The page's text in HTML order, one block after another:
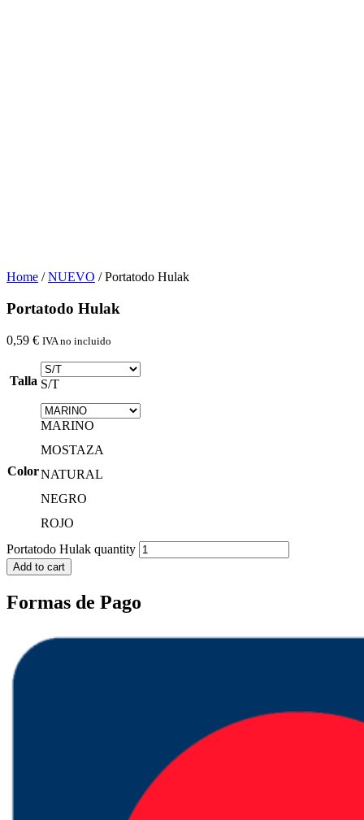
Home /NUEVO / Portatodo Hulak
Portatodo Hulak
0,59 € IVA no incluido
Talla S/T
Color
MARINO
MOSTAZA
NATURAL
NEGRO
ROJO
Portatodo Hulak quantity
Add to cart
Formas de Pago